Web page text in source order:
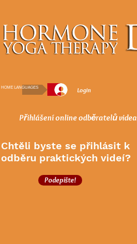
HOME LANGUAGES Login
Přihlášení online odběratelů videa
Chtěli byste se přihlásit k
odběru praktických videí?
Podepište!